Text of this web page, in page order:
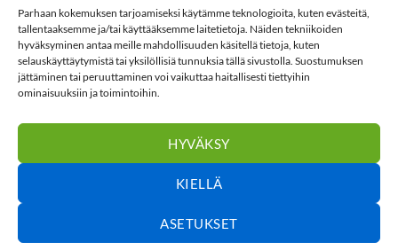
Parhaan kokemuksen tarjoamiseksi käytämme teknologioita, kuten evästeitä,
tallentaaksemme ja/tai käyttääksemme laitetietoja. Näiden tekniikoiden
hyväksyminen antaa meille mahdollisuuden käsitellä tietoja, kuten
selauskäyttäytymistä tai yksilöllisiä tunnuksia tällä sivustolla. Suostumuksen
jättäminen tai peruuttaminen voi vaikuttaa haitallisesti tiettyihin
ominaisuuksiin ja toimintoihin.
HYVÄKSY
KIELLÄ
ASETUKSET
TohoTube
Tietosuoja
Evästekäytäntö (EU)
Toholampi © 2026